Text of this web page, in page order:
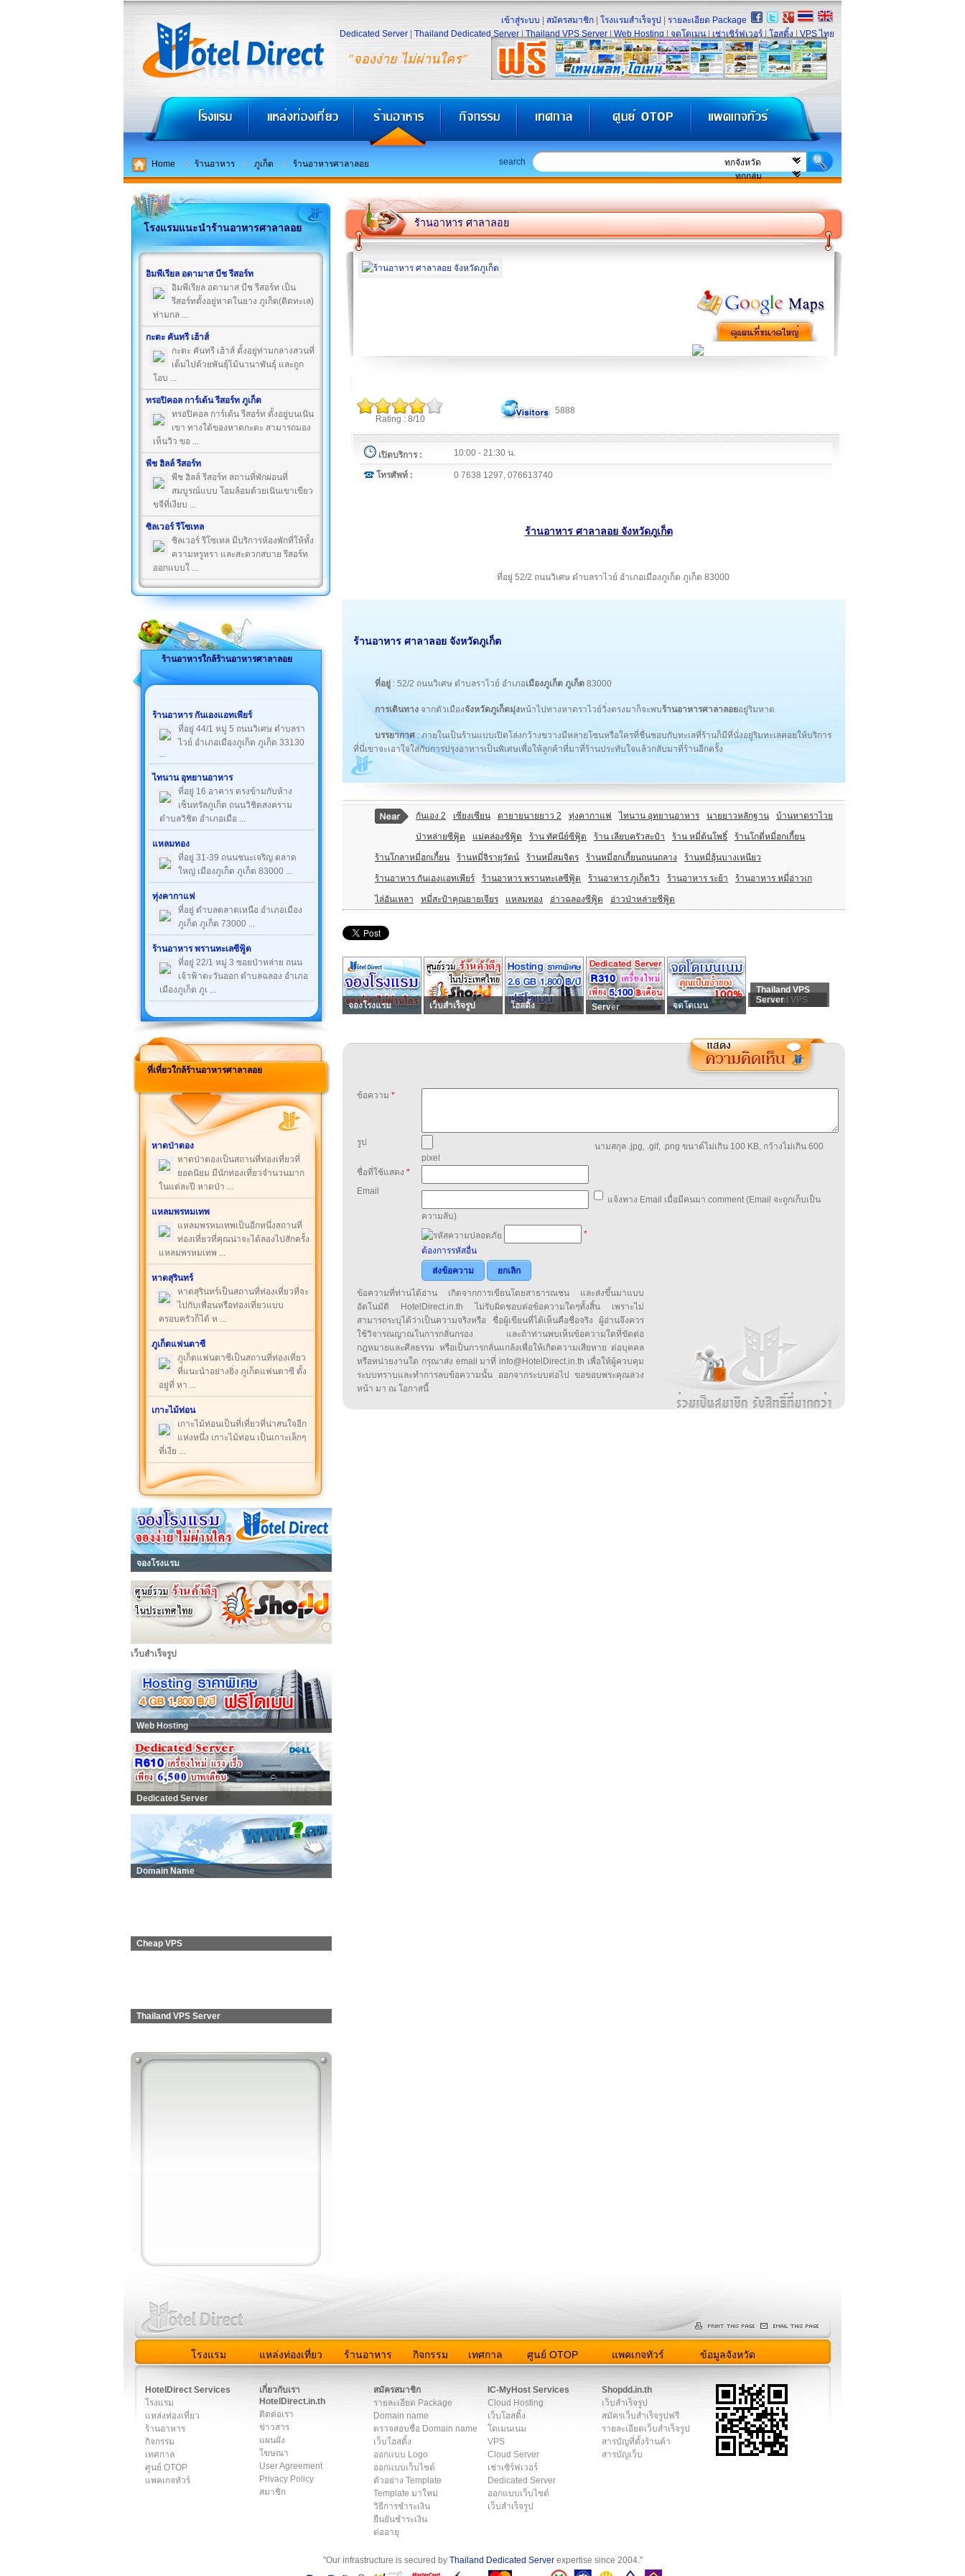
"จองง่าย ไม่ผ่านใคร"
เข้าสู่ระบบ สมัครสมาชิก โรงแรมสำเร็จรูป
รายละเอียด Package
Dedicated Server
Thailand Dedicated Server Thailand VPS Server Web Hosting จดโดเมน เช่าเซิร์ฟเวอร์ โฮสติ้ง VPS ไทย
Home ร้านอาหาร ภูเก็ต ร้านอาหารศาลาลอย search
โรงแรมแนะนำร้านอาหารศาลาลอย
อิมพีเรียล อดามาส บีช รีสอร์ท
อิมพีเรียล อดามาส บีช รีสอร์ท เป็น
รีสอร์ทตั้งอยู่หาดในยาง ภูเก็ต(ติดทะเล)
ท่ามกล ...
กะตะ คันทรี เฮ้าส์
กะตะ คันทรี เฮ้าส์ ตั้งอยู่ท่ามกลางสวนที่
เต็มไปด้วยพันธุ์ไม้นานาพันธุ์ และถูก
โอบ ...
ทรอปิคอล การ์เด้น รีสอร์ท ภูเก็ต
ทรอปิคอล การ์เด้น รีสอร์ท ตั้งอยู่บนเนิน
เขา ทางใต้ของหาดกะตะ สามารถมอง
เห็นวิว ขอ ...
พีช ฮิลล์ รีสอร์ท
พีช ฮิลล์ รีสอร์ท สถานที่พักผ่อนที่
สมบูรณ์แบบ โอมล้อมด้วยเนินเขาเขียว
ขจีที่เงียบ ...
ซิลเวอร์ รีโซเทล
ซิลเวอร์ รีโซเทล มีบริการห้องพักที่ให้ทั้ง
ความหรูหรา และสะดวกสบาย รีสอร์ท
ออกแบบใ ...
ร้านอาหารใกล้ร้านอาหารศาลาลอย
ร้านอาหาร กันเองแอทเพียร์
ที่อยู่ 44/1 หมู่ 5 ถนนวิเศษ ตำบลรา
ไวย์ อำเภอเมืองภูเก็ต ภูเก็ต 33130
...
ไทนาน อุทยานอาหาร
ที่อยู่ 16 อาคาร ตรงข้ามกับห้าง
เซ็นทรัลภูเก็ต ถนนวิชิตสงคราม
ตำบลวิชิต อำเภอเมือ ...
แหลมทอง
ที่อยู่ 31-39 ถนนชนะเจริญ ตลาด
ใหญ่ เมืองภูเก็ต ภูเก็ต 83000 ...
ทุ่งคากาแฟ
ที่อยู่ ตำบลตลาดเหนือ อำเภอเมือง
ภูเก็ต ภูเก็ต 73000 ...
ร้านอาหาร พรานทะเลซีฟู้ด
ที่อยู่ 22/1 หมู่ 3 ซอยป่าหล่าย ถนน
เจ้าฟ้าตะวันออก ตำบลฉลอง อำเภอ
เมืองภูเก็ต ภูเ ...
ที่เที่ยวใกล้ร้านอาหารศาลาลอย
หาดป่าตอง
หาดป่าตองเป็นสถานที่ท่องเที่ยวที่
ยอดนิยม มีนักท่องเที่ยวจำนวนมาก
ในแต่ละปี หาดป่า ...
แหลมพรหมเทพ
แหลมพรหมเทพเป็นอีกหนึ่งสถานที่
ท่องเที่ยวที่คุณน่าจะได้ลองไปสักครั้ง
แหลมพรหมเทพ ...
หาดสุรินทร์
หาดสุรินทร์เป็นสถานที่ท่องเที่ยวที่จะ
ไปกับเพื่อนหรือท่องเที่ยวแบบ
ครอบครัวก็ได้ ห ...
ภูเก็ตแฟนตาซี
ภูเก็ตแฟนตาซีเป็นสถานที่ท่องเที่ยว
ที่แนะนำอย่างยิ่ง ภูเก็ตแฟนตาซี ตั้ง
อยู่ที่ หา ...
เกาะไม้ท่อน
เกาะไม้ท่อนเป็นที่เที่ยวที่น่าสนใจอีก
แห่งหนึ่ง เกาะไม้ท่อน เป็นเกาะเล็กๆ
ที่เงีย ...
จองโรงแรม
เว็บสำเร็จรูป
Web Hosting
Dedicated Server
Domain Name
Cheap VPS
Thailand VPS Server
ร้านอาหาร ศาลาลอย
Rating : 8/10
5888
เปิดบริการ : 10:00 - 21:30 น.
โทรศัพท์ : 0 7638 1297, 076613740
ร้านอาหาร ศาลาลอย จังหวัดภูเก็ต
ที่อยู่ 52/2 ถนนวิเศษ ตำบลราไวย์ อำเภอเมืองภูเก็ต ภูเก็ต 83000
ร้านอาหาร ศาลาลอย จังหวัดภูเก็ต
ที่อยู่ : 52/2 ถนนวิเศษ ตำบลราไวย์ อำเภอเมืองภูเก็ต ภูเก็ต 83000
การเดินทาง จากตัวเมืองจังหวัดภูเก็ตมุ่งหน้าไปทางหาดราไวย์วิ่งตรงมาก็จะพบร้านอาหารศาลาลอยอยู่ริมหาด
บรรยากาศ : ภายในเป็นร้านแบบเปิดโล่งกว้างขวางมีหลายโซนหรือใครที่ชื่นชอบกับทะเลที่ร้านก็มีที่นั่งอยู่ริมทะเลคอยให้บริการ
ที่นี่เขาจะเอาใจใส่กับการปรุงอาหารเป็นพิเศษเพื่อให้ลูกค้าที่มาที่ร้านประทับใจแล้วกลับมาที่ร้านอีกครั้ง
กันเอง 2 เซียงเซียน ตายายนายยาว 2 ทุ่งคากาแฟ ไทนาน อุทยานอาหาร นายยาวหลักฐาน บ้านหาดราไวย
ป่าหล่ายซีฟู้ด แม่คล่องซีฟู้ด ร้าน ทัศนีย์ซีฟู้ด ร้าน เลียบครัวสะปำ ร้าน หมี่ต้นโพธิ์ ร้านโกตี่หมี่ฮกเกี้ยน
ร้านโกลาหมี่ฮกเกี้ยน ร้านหมี่จิรายุวัตน์ ร้านหมี่สมจิตร ร้านหมี่ฮกเกี้ยนถนนถลาง ร้านหมี่ฮุ้นบางเหนียว
ร้านอาหาร กันเองแอทเพียร์ ร้านอาหาร พรานทะเลซีฟู้ด ร้านอาหาร ภูเก็ตวิว ร้านอาหาร ระย้า ร้านอาหาร หมี่อ่าวเก
ไล่อันเหลา หมี่สะปำคุณยายเจียร แหลมทอง อ่าวฉลองซีฟู้ด อ่าวป่าหล่ายซีฟู้ด
จองโรงแรม เว็บสำเร็จรูป โฮสติ้ง Server จดโดเมน
Thailand VPS
Thailand VPS
Server
ข้อความ *
รูป
นามสกุล .jpg, .gif, .png ขนาด์ไม่เกิน 100 KB, กว้างไม่เกิน 600
pixel
ชื่อที่ใช้แสดง *
Email
แจ้งทาง Email เมื่อมีคนมา comment (Email จะถูกเก็บเป็น
ความลับ)
*
ต้องการรหัสอื่น
ส่งข้อความ
ยกเลิก
ข้อความที่ท่านได้อ่าน เกิดจากการเขียนโดยสาธารณชน และส่งขึ้นมาแบบ
อัตโนมัติ HotelDirect.in.th ไม่รับผิดชอบต่อข้อความใดๆทั้งสิ้น เพราะไม่
สามารถระบุได้ว่าเป็นความจริงหรือ ชื่อผู้เขียนที่ได้เห็นคือชื่อจริง ผู้อ่านจึงควร
ใช้วิจารณญาณในการกลั่นกรอง และถ้าท่านพบเห็นข้อความใดที่ขัดต่อ
กฎหมายและศีลธรรม หรือเป็นการกลั่นแกล้งเพื่อให้เกิดความเสียหาย ต่อบุคคล
หรือหน่วยงานใด กรุณาส่ง email มาที่ info@HotelDirect.in.th เพื่อให้ผู้ควบคุม
ระบบทราบและทำการลบข้อความนั้น ออกจากระบบต่อไป ขอขอบพระคุณล่วง
หน้า มา ณ โอกาสนี้
โรงแรม แหล่งท่องเที่ยว ร้านอาหาร กิจกรรม เทศกาล ศูนย์ OTOP แพคเกจทัวร์ ข้อมูลจังหวัด
HotelDirect Services
โรงแรม
แหล่งท่องเที่ยว
ร้านอาหาร
กิจกรรม
เทศกาล
ศูนย์ OTOP
แพคเกจทัวร์
เกี่ยวกับเรา
HotelDirect.in.th
ติดต่อเรา
ข่าวสาร
แผนผัง
โฆษณา
User Agreement
Privacy Policy
สมาชิก
สมัครสมาชิก
รายละเอียด Package
Domain name
ตรวจสอบชื่อ Domain name
เว็บโฮสติ้ง
ออกแบบ Logo
ออกแบบเว็บไซต์
ตัวอย่าง Template
Template มาใหม่
วิธีการชำระเงิน
ยืนยันชำระเงิน
ต่ออายุ
IC-MyHost Services
Cloud Hosting
เว็บโฮสติ้ง
โดเมนเนม
VPS
Cloud Server
เช่าเซิร์ฟเวอร์
Dedicated Server
ออกแบบเว็บไซต์
เว็บสำเร็จรูป
Shopdd.in.th
เว็บสำเร็จรูป
สมัครเว็บสำเร็จรูปฟรี
รายละเอียดเว็บสำเร็จรูป
สารบัญที่ตั้งร้านค้า
สารบัญเว็บ
"Our infrastructure is secured by Thailand Dedicated Serverexpertise since 2004."